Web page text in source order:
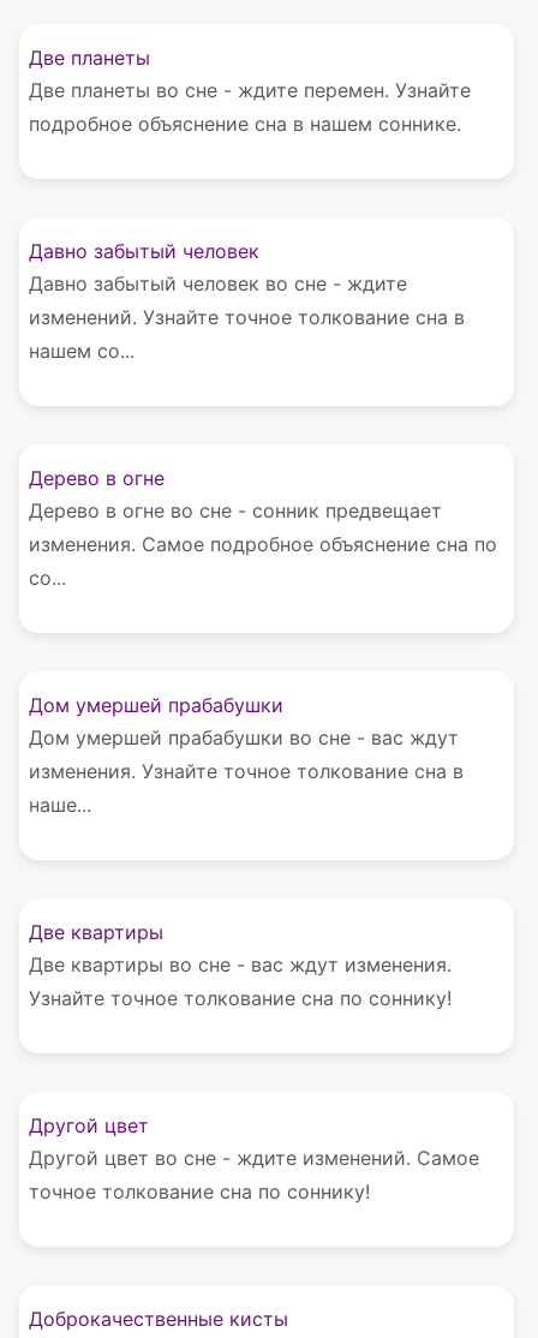
Две планеты
Две планеты во сне - ждите перемен. Узнайте
подробное объяснение сна в нашем соннике.
Давно забытый человек
Давно забытый человек во сне - ждите
изменений. Узнайте точное толкование сна в
нашем со...
Дерево в огне
Дерево в огне во сне - сонник предвещает
изменения. Самое подробное объяснение сна по
со...
Дом умершей прабабушки
Дом умершей прабабушки во сне - вас ждут
изменения. Узнайте точное толкование сна в
наше...
Две квартиры
Две квартиры во сне - вас ждут изменения.
Узнайте точное толкование сна по соннику!
Другой цвет
Другой цвет во сне - ждите изменений. Самое
точное толкование сна по соннику!
Доброкачественные кисты